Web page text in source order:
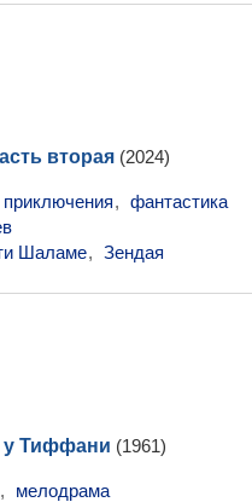
вторая (2024)
приключения, фантастика
Шаламе, Зендая
у Тиффани (1961)
,
мелодрама